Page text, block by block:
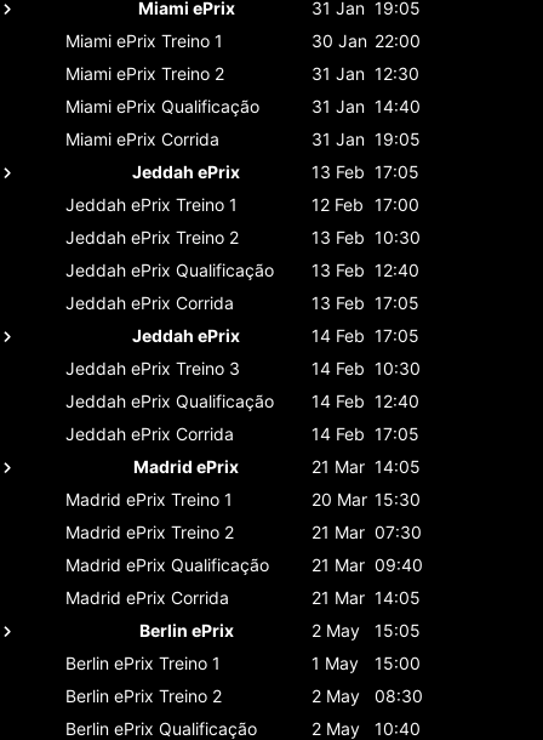
Miami ePrix
31 Jan 19:05
Miami ePrix Treino 1 30 Jan 22:00
Miami ePrix Treino 2 31 Jan 12:30
Miami ePrix Qualificação 31 Jan 14:40
Miami ePrix Corrida 31 Jan 19:05
Jeddah ePrix
13 Feb 17:05
Jeddah ePrix Treino 1 12 Feb 17:00
Jeddah ePrix Treino 2 13 Feb 10:30
Jeddah ePrix Qualificação 13 Feb 12:40
Jeddah ePrix Corrida 13 Feb 17:05
Jeddah ePrix
14 Feb 17:05
Jeddah ePrix Treino 3 14 Feb 10:30
Jeddah ePrix Qualificação 14 Feb 12:40
Jeddah ePrix Corrida 14 Feb 17:05
Madrid ePrix
21 Mar 14:05
Madrid ePrix Treino 1 20 Mar 15:30
Madrid ePrix Treino 2 21 Mar 07:30
Madrid ePrix Qualificação 21 Mar 09:40
Madrid ePrix Corrida 21 Mar 14:05
Berlin ePrix
2 May
15:05
Berlin ePrix Treino 1 1 May
15:00
Berlin ePrix Treino 2 2 May
08:30
Berlin ePrix Qualificação 2 May
10:40